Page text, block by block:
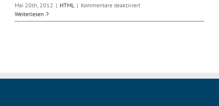
Mai 20th, 2012 | HTML | Kommentare deaktiviertfür
–
Weiterlesen